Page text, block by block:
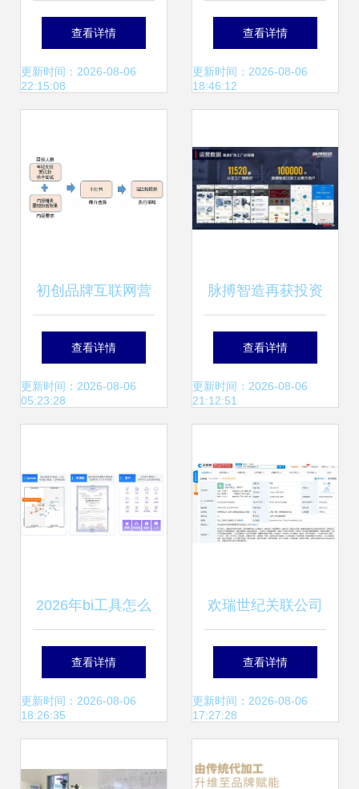
实用工具企业营销
策略白皮书 聚焦互
查看详情
更新时间：2026-08-06
22:15:08
之道 从构建到持续
增长的销售闭环
查看详情
更新时间：2026-08-06
18:46:12
初创品牌互联网营
销运作浅析 从零到
一构建线上销售通
查看详情
更新时间：2026-08-06
05:23:28
脉搏智造再获投资
工业互联网电商赛
道的深耕与破局
查看详情
更新时间：2026-08-06
21:12:51
2026年bi工具怎么
选适合制造业 零售
互联网企业的优质
查看详情
更新时间：2026-08-06
18:26:35
欢瑞世纪关联公司
业务版图再拓展 新
增互联网销售与日
查看详情
更新时间：2026-08-06
17:27:28